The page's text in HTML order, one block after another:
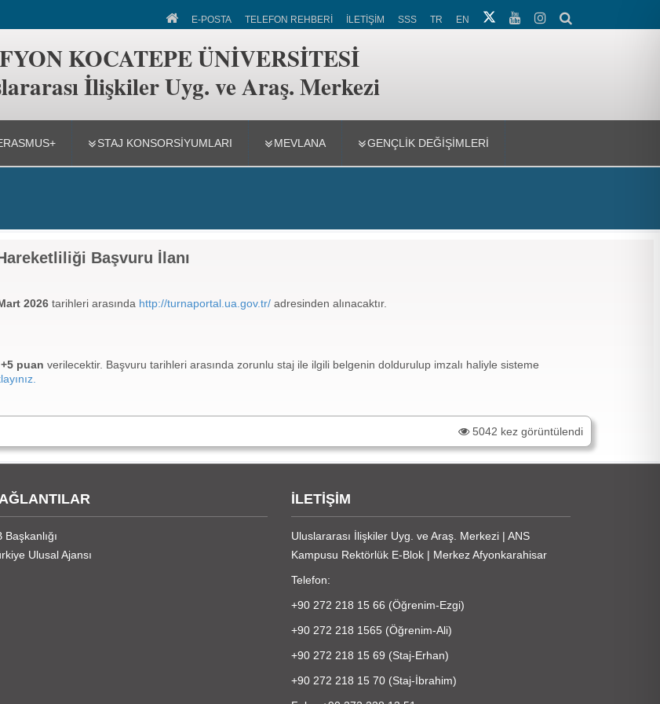
Uyg. ve Araş. Merkezi
E-POSTA TELEFON REHBERİ İLETİŞİM SSS TR EN
KOCATEPE ÜNİVERSİTESİ
İlişkiler Uyg. ve Araş. Merkezi
STAJ KONSORSIYUMLARI MEVLANA GENÇLIK DEĞIŞIMLERI
Başvuru İlanı
2026 tarihleri arasında http://turnaportal.ua.gov.tr/ adresinden alınacaktır.
+5 puan verilecektir. Başvuru tarihleri arasında zorunlu staj ile ilgili belgenin doldurulup imzalı haliyle sisteme
5042 kez görüntülendi
Başkanlığı
Ulusal Ajansı
İLETİŞİM
Uluslararası İlişkiler Uyg. ve Araş. Merkezi | ANS
Kampusu Rektörlük E-Blok | Merkez Afyonkarahisar
Telefon:
+90 272 218 15 66 (Öğrenim-Ezgi)
+90 272 218 1565 (Öğrenim-Ali)
+90 272 218 15 69 (Staj-Erhan)
+90 272 218 15 70 (Staj-İbrahim)